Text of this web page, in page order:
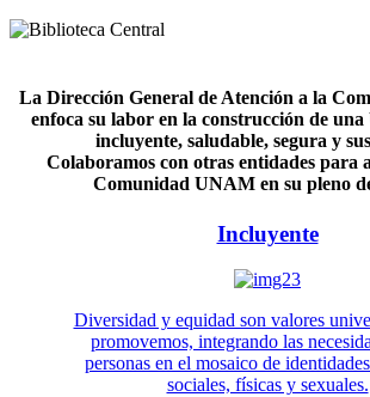
La Dirección General de Atención a la
enfoca su labor en la construcción de
incluyente, saludable, segura y
Colaboramos con otras entidades para
Comunidad UNAM en su pleno
Incluyente
Diversidad y equidad son valores
promovemos, integrando las
personas en el mosaico de
sociales, físicas y sexuales.